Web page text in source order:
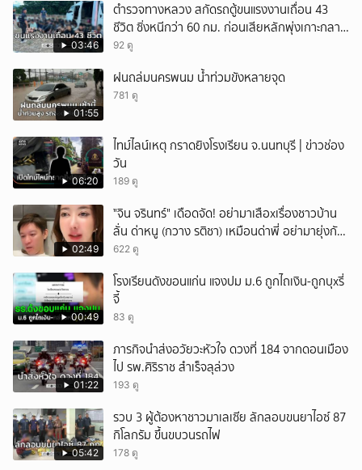
03:46
ตำรวจทางหลวง สกัดรถตู้ขนแรงงานเถื่อน 43
ชีวิต ซิ่งหนีกว่า 60 กม. ก่อนเสียหลักพุ่งเกาะกลาง
ถนน
92 ดู
01:55
ฝนถล่มนครพนม น้ำท่วมขังหลายจุด
781 ดู
06:20
ไทม์ไลน์เหตุ กราดยิงโรงเรียน จ.นนทบุรี | ข่าวช่อง
วัน
189 ดู
02:49
ั่"จิน จรินทร์" เดือดจัด! อย่ามาเสือxเรื่องชาวบ้าน
ลั่น ด่าหนู (กวาง รติชา) เหมือนด่าพี่ อย่ามายุ่งกับ
คนของผม จบ!!!
622 ดู
00:49
โรงเรียนดังขอนแก่น แจงปม ม.6 ถูกไถเงิน-ถูกบุxรี่
จี้
83 ดู
01:22
ภารกิจนำส่งอวัยวะหัวใจ ดวงที่ 184 จากดอนเมือง
ไป รพ.ศิริราช สำเร็จลุล่วง
193 ดู
05:42
รวบ 3 ผู้ต้องหาชาวมาเลเซีย ลักลอบขนยาไอซ์ 87
กิโลกรัม ขึ้นขบวนรถไฟ
178 ดู